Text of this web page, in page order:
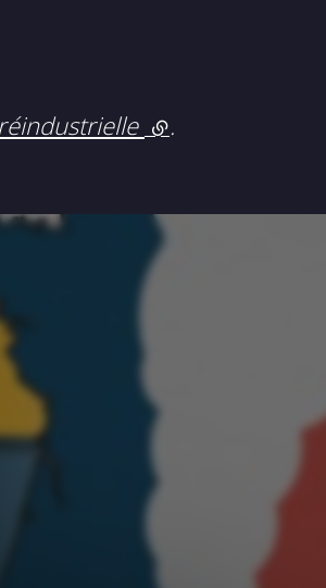
(lien externe)
.
la vidéo - La France émet trop